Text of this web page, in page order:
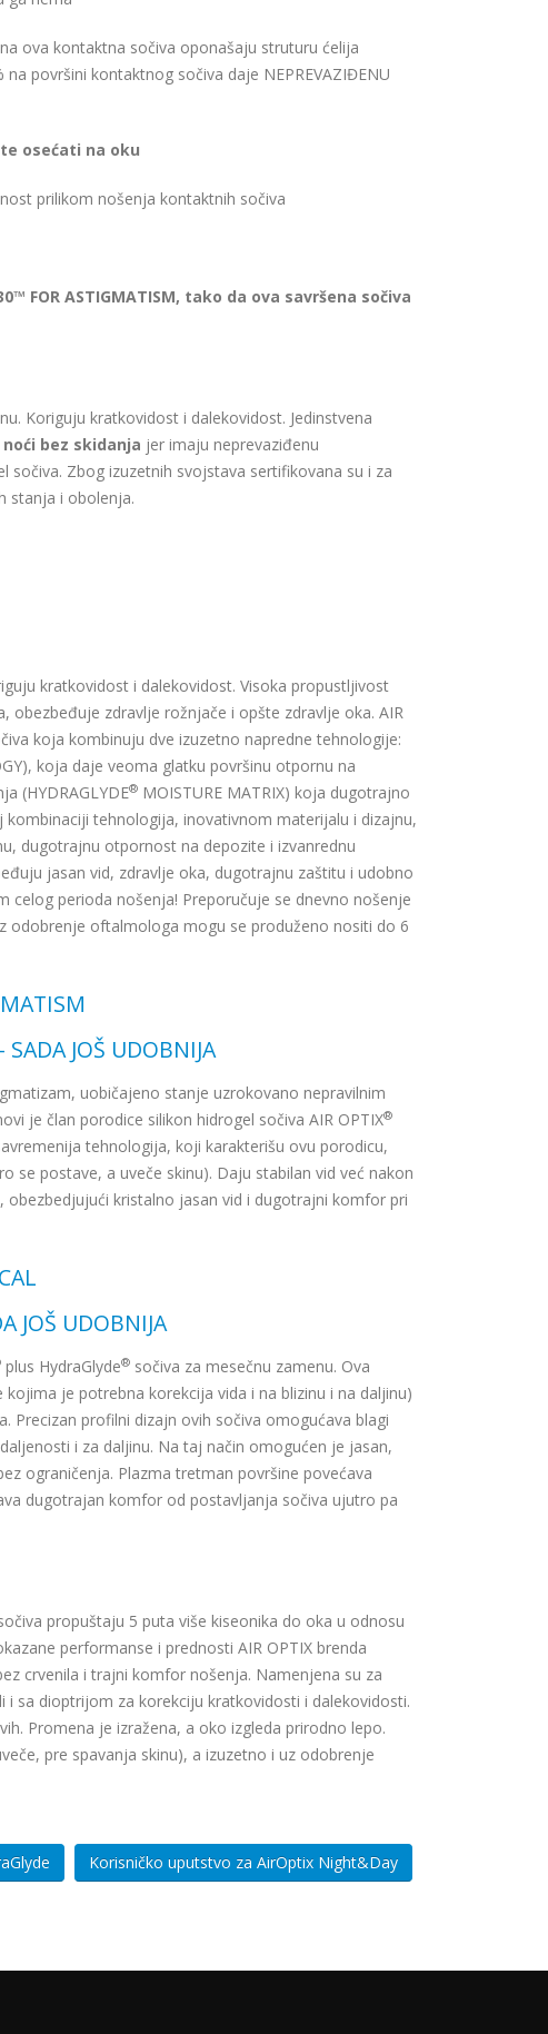
ova kontaktna sočiva oponašaju struturu ćelija
površini kontaktnog sočiva daje NEPREVAZIĐENU
osećati na oku
prilikom nošenja kontaktnih sočiva
FOR ASTIGMATISM, tako da ova savršena sočiva
Koriguju kratkovidost i dalekovidost. Jedinstvena
bez skidanja jer imaju neprevaziđenu
Zbog izuzetnih svojstava sertifikovana su i za
stanja i obolenja.
kratkovidost i dalekovidost. Visoka propustljivost
obezbeđuje zdravlje rožnjače i opšte zdravlje oka. AIR
koja kombinuju dve izuzetno napredne tehnologije:
koja daje veoma glatku površinu otpornu na
(HYDRAGLYDE® MOISTURE MATRIX) koja dugotrajno
tehnologija, inovativnom materijalu i dizajnu,
dugotrajnu otpornost na depozite i izvanrednu
jasan vid, zdravlje oka, dugotrajnu zaštitu i udobno
perioda nošenja! Preporučuje se dnevno nošenje
odobrenje oftalmologa mogu se produženo nositi do 6
JOŠ UDOBNIJA
uobičajeno stanje uzrokovano nepravilnim
je član porodice silikon hidrogel sočiva AIR OPTIX®
tehnologija, koji karakterišu ovu porodicu,
se postave, a uveče skinu). Daju stabilan vid već nakon
kristalno jasan vid i dugotrajni komfor pri
JOŠ UDOBNIJA
plus HydraGlyde® sočiva za mesečnu zamenu. Ova
je potrebna korekcija vida i na blizinu i na daljinu)
Precizan profilni dizajn ovih sočiva omogućava blagi
i za daljinu. Na taj način omogućen je jasan,
ograničenja. Plazma tretman površine povećava
dugotrajan komfor od postavljanja sočiva ujutro pa
propuštaju 5 puta više kiseonika do oka u odnosu
performanse i prednosti AIR OPTIX brenda
crvenila i trajni komfor nošenja. Namenjena su za
sa dioptrijom za korekciju kratkovidosti i dalekovidosti.
Promena je izražena, a oko izgleda prirodno lepo.
pre spavanja skinu), a izuzetno i uz odobrenje
Korisničko uputstvo za AirOptix Night&Day